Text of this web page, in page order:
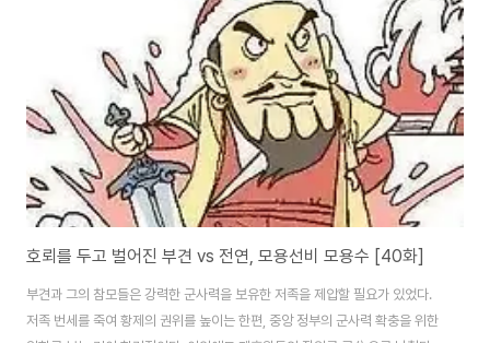
다. "폐하는 공업이 쉽게 이뤄진 게 아니라는 사실을 알고 응당 전전긍긍하며
여림심연如臨深淵(두려워하고 조심하고 삼가며, 깊은 못 가에 서 있는 듯, 얇
은 얼음을 밟듯 하라..
호뢰를 두고 벌어진 부견 vs 전연, 모용선비 모용수 [40화]
부견과 그의 참모들은 강력한 군사력을 보유한 저족을 제압할 필요가 있었다.
저족 번세를 죽여 황제의 권위를 높이는 한편, 중앙 정부의 군사력 확충을 위한